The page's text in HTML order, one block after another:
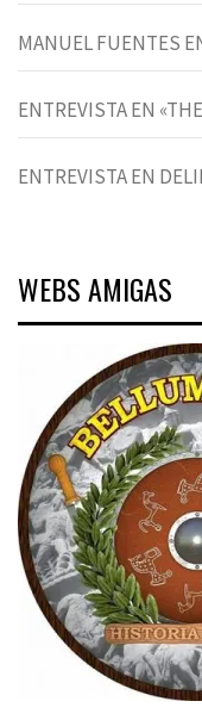
MANUEL FUENTES
ENTREVISTA EN
ENTREVISTA EN
WEBS AMIGAS